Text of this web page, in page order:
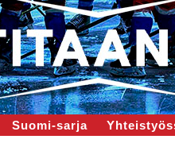
Suomi-sarja